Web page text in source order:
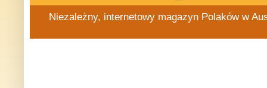
Niezależny, internetowy magazyn Polaków w